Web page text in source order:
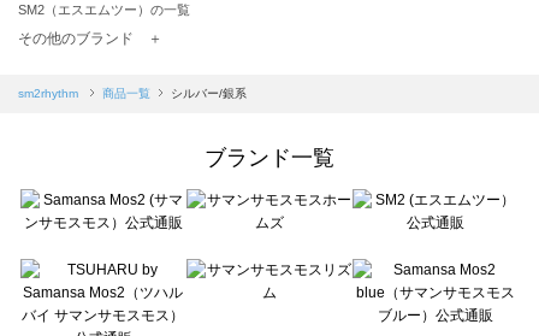
SM2（エスエムツー）の一覧
TSUHARU by Samansa Mos2（ツハルバイサマンサモスモス）の一覧
Samansa Mos2 blue（サマンサモスモス ブルー）の一覧
Te chichi（テチチ）の一覧
Te chichi CLASSIC（テチチ クラシック）の一覧
Lugnoncure（ルノンキュール）の一覧
BETTY'S BLUE（べティーズブルー）の一覧
Wpc.（ワールドパーティー）の一覧
その他のブランド ＋
sm2rhythm 商品一覧 シルバー/銀系
ブランド一覧